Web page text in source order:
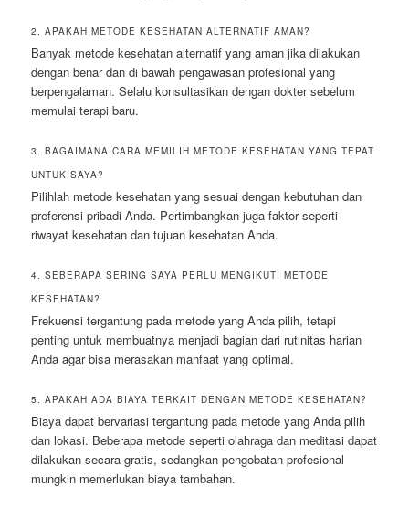
2. APAKAH METODE KESEHATAN ALTERNATIF AMAN?
Banyak metode kesehatan alternatif yang aman jika dilakukan
dengan benar dan di bawah pengawasan profesional yang
berpengalaman. Selalu konsultasikan dengan dokter sebelum
memulai terapi baru.
3. BAGAIMANA CARA MEMILIH METODE KESEHATAN YANG TEPAT
UNTUK SAYA?
Pilihlah metode kesehatan yang sesuai dengan kebutuhan dan
preferensi pribadi Anda. Pertimbangkan juga faktor seperti
riwayat kesehatan dan tujuan kesehatan Anda.
4. SEBERAPA SERING SAYA PERLU MENGIKUTI METODE
KESEHATAN?
Frekuensi tergantung pada metode yang Anda pilih, tetapi
penting untuk membuatnya menjadi bagian dari rutinitas harian
Anda agar bisa merasakan manfaat yang optimal.
5. APAKAH ADA BIAYA TERKAIT DENGAN METODE KESEHATAN?
Biaya dapat bervariasi tergantung pada metode yang Anda pilih
dan lokasi. Beberapa metode seperti olahraga dan meditasi dapat
dilakukan secara gratis, sedangkan pengobatan profesional
mungkin memerlukan biaya tambahan.